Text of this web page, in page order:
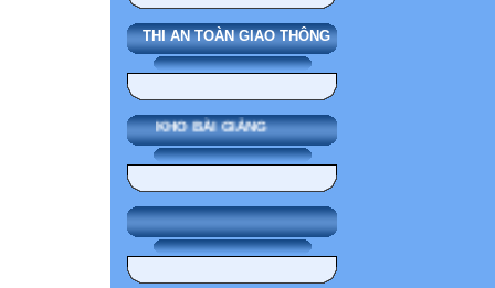
THI AN TOÀN GIAO THÔNG
KHO BÀI GIẢNG